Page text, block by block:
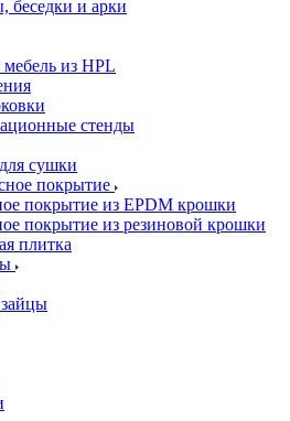
беседки и арки
из HPL
стенды
сушки
покрытие
покрытие из EPDM крошки
покрытие из резиновой крошки
плитка